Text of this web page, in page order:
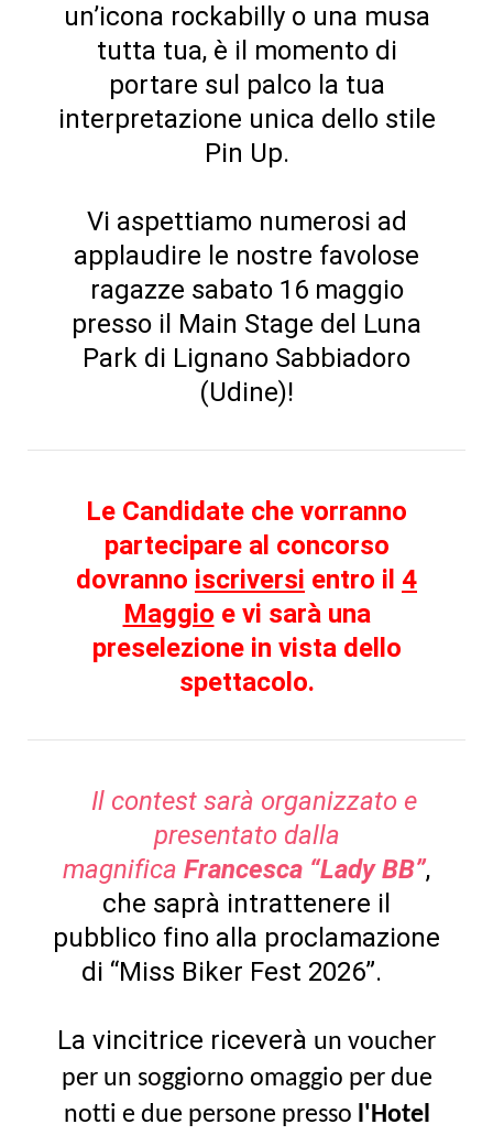
un’icona rockabilly o una musa
tutta tua, è il momento di
portare sul palco la tua
interpretazione unica dello stile
Pin Up.
Vi aspettiamo numerosi ad
applaudire le nostre favolose
ragazze sabato 16 maggio
presso il Main Stage del Luna
Park di Lignano Sabbiadoro
(Udine)!
Le Candidate che vorranno
partecipare al concorso
dovranno iscriversi entro il 4
Maggio e vi sarà una
preselezione in vista dello
spettacolo.
Il contest sarà organizzato e
presentato dalla
magnifica Francesca “Lady BB”,
che saprà intrattenere il
pubblico fino alla proclamazione
di “Miss Biker Fest 2026”.
La vincitrice riceverà un voucher
per un soggiorno omaggio per due
notti e due persone presso l'Hotel